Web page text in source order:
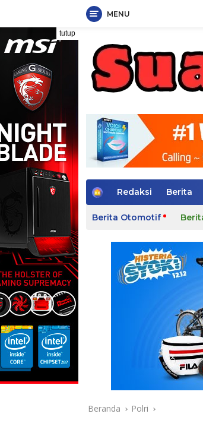
ke
MENU
tutup
H
m
e
Redaksi Berita
Berita Otomotif
Beranda Polri